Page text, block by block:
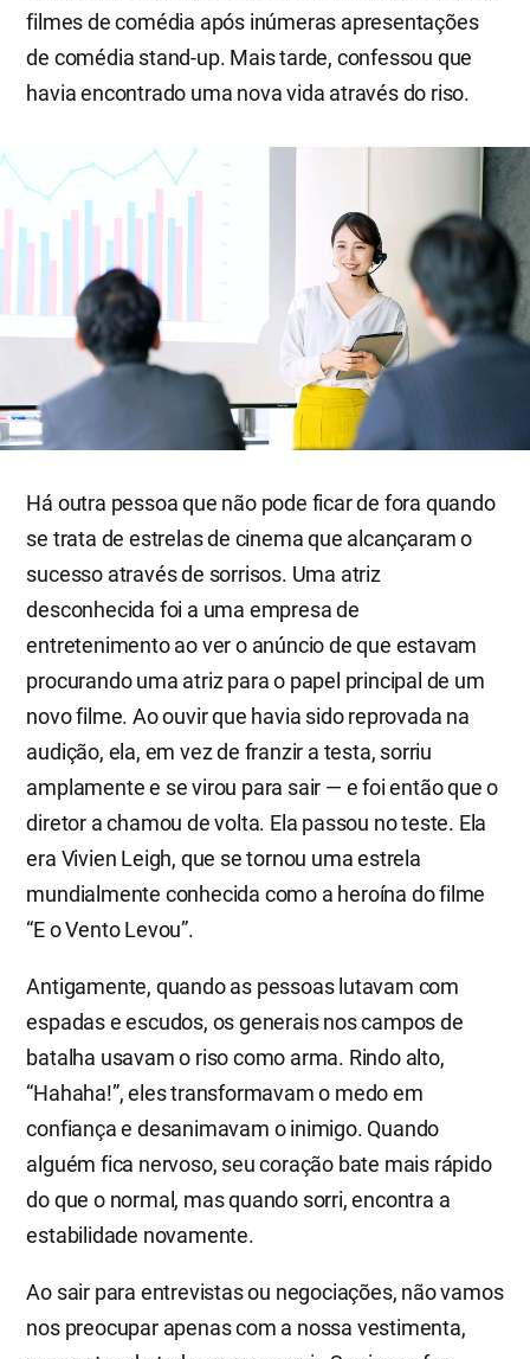
filmes de comédia após inúmeras apresentações
de comédia stand-up. Mais tarde, confessou que
havia encontrado uma nova vida através do riso.
Há outra pessoa que não pode ficar de fora quando
se trata de estrelas de cinema que alcançaram o
sucesso através de sorrisos. Uma atriz
desconhecida foi a uma empresa de
entretenimento ao ver o anúncio de que estavam
procurando uma atriz para o papel principal de um
novo filme. Ao ouvir que havia sido reprovada na
audição, ela, em vez de franzir a testa, sorriu
amplamente e se virou para sair — e foi então que o
diretor a chamou de volta. Ela passou no teste. Ela
era Vivien Leigh, que se tornou uma estrela
mundialmente conhecida como a heroína do filme
“E o Vento Levou”.
Antigamente, quando as pessoas lutavam com
espadas e escudos, os generais nos campos de
batalha usavam o riso como arma. Rindo alto,
“Hahaha!”, eles transformavam o medo em
confiança e desanimavam o inimigo. Quando
alguém fica nervoso, seu coração bate mais rápido
do que o normal, mas quando sorri, encontra a
estabilidade novamente.
Ao sair para entrevistas ou negociações, não vamos
nos preocupar apenas com a nossa vestimenta,